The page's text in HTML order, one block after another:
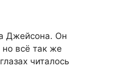
Джейсона. Он
всё так же
читалось